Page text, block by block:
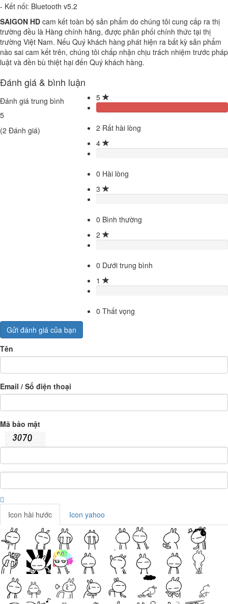
- Kết nối: Bluetooth v5.2
SAIGON HD cam kết toàn bộ sản phẩm do chúng tôi cung cấp ra thị
trường đều là Hàng chính hãng, được phân phối chính thức tại thị
trường Việt Nam. Nếu Quý khách hàng phát hiện ra bất kỳ sản phẩm
nào sai cam kết trên, chúng tôi chấp nhận chịu trách nhiệm trước pháp
luật và đền bù thiệt hại đến Quý khách hàng.
Đánh giá & bình luận
Đánh giá trung bình
5
(2 Đánh giá)
5
2 Rất hài lòng
4
0 Hài lòng
3
0 Bình thường
2
0 Dưới trung bình
1
0 Thất vọng
Gửi đánh giá của bạn
Tên
Email / Số điện thoại
Mã bảo mật
Icon hài hước Icon yahoo